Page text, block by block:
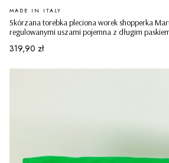
Skórzana torebka pleciona worek shopperka
regulowanymi uszami pojemna z długim
PRODUCENT
MADE IN ITALY
Cena
319,90 zł